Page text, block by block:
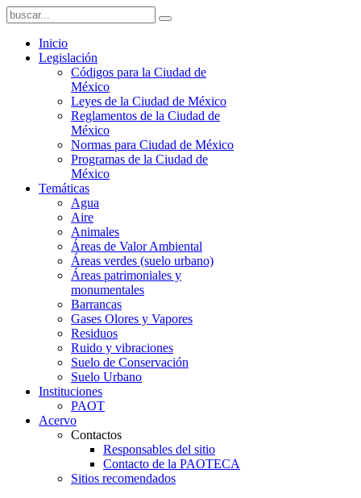
Inicio
Legislación
Códigos para la Ciudad de
México
Leyes de la Ciudad de México
Reglamentos de la Ciudad de
México
Normas para Ciudad de México
Programas de la Ciudad de
México
Temáticas
Agua
Aire
Animales
Áreas de Valor Ambiental
Áreas verdes (suelo urbano)
Áreas patrimoniales y
monumentales
Barrancas
Gases Olores y Vapores
Residuos
Ruido y vibraciones
Suelo de Conservación
Suelo Urbano
Instituciones
PAOT
Acervo
Contactos
Responsables del sitio
Contacto de la PAOTECA
Sitios recomendados